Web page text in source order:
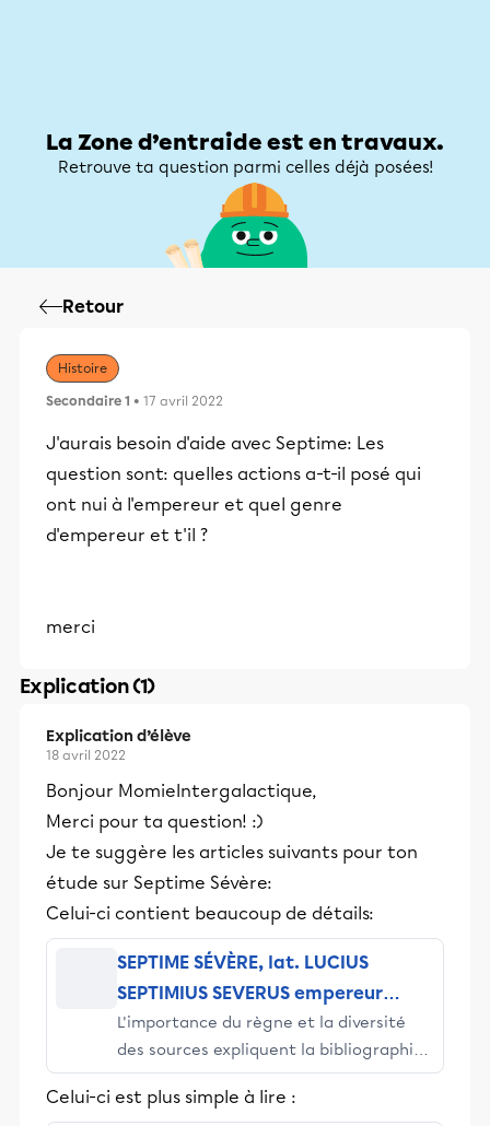
La Zone d’entraide est en travaux.
Retrouve ta question parmi celles déjà posées!
Retour
Histoire
Secondaire 1 • 17 avril 2022
J'aurais besoin d'aide avec Septime: Les
question sont: quelles actions a-t-il posé qui
ont nui à l'empereur et quel genre
d'empereur et t'il ?
merci
Explication (1)
Explication d’élève
18 avril 2022
Bonjour MomieIntergalactique,
Merci pour ta question! :)
Je te suggère les articles suivants pour ton
étude sur Septime Sévère:
Celui-ci contient beaucoup de détails:
SEPTIME SÉVÈRE, lat. LUCIUS
SEPTIMIUS SEVERUS empereur
romain
L'importance du règne et la diversité
des sources expliquent la bibliographie
abondante qui concerne Septime
Sévère. Cet empereur romain fut en
Celui-ci est plus simple à lire :